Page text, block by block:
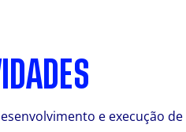
e execução